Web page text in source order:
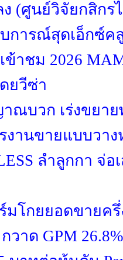
(ศูนย์วิจัยกสิกร
การณ์สุดเอ็กซ์ค
ข้าชม 2026
ยวีซ่า
ณบวก เร่งขยาย
งานขายแบบวา
ลำลูกกา จ่
มโกยยอดขายค
กวาด GPM